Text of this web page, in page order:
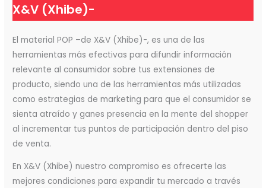
X&V (Xhibe)-
El material POP –de X&V (Xhibe)-, es una de las
herramientas más efectivas para difundir información
relevante al consumidor sobre tus extensiones de
producto, siendo una de las herramientas más utilizadas
como estrategias de marketing para que el consumidor se
sienta atraído y ganes presencia en la mente del shopper
al incrementar tus puntos de participación dentro del piso
de venta.
En X&V (Xhibe) nuestro compromiso es ofrecerte las
mejores condiciones para expandir tu mercado a través